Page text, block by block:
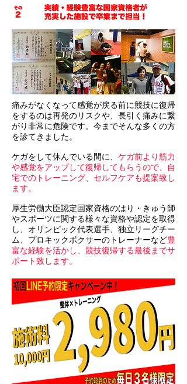
​痛みがなくなって感覚が戻る前に競技に復帰
をするのは再発のリスクや、長引く痛みに繋
がり非常に危険です。今までそんな多くの方
を診てきました。
ケガをして休んでいる間に、 ケガ前より筋力
や感覚をアップして復帰してもらうので、自
宅でのトレーニング、セルフケアも提案致し
ます。
厚生労働大臣認定国家資格のはり・きゅう師
やスポーツに関する様々な資格や認定を取得
し、オリンピック代表選手、独立リーグチー
ム、プロキックボクサーのトレーナーなど豊
富な経験を活かし、競技復帰する最後までサ
ポート致します。